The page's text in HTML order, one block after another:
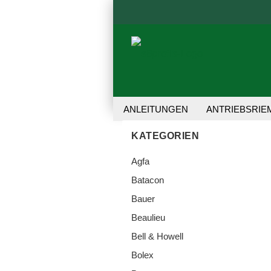
ANLEITUNGEN
REPARATUR-SET
KATEGORIEN
Agfa
Batacon
Bauer
Beaulieu
Bell & Howell
Bolex